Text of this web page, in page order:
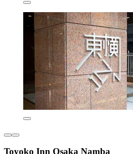
Toyoko Inn Osaka Namba